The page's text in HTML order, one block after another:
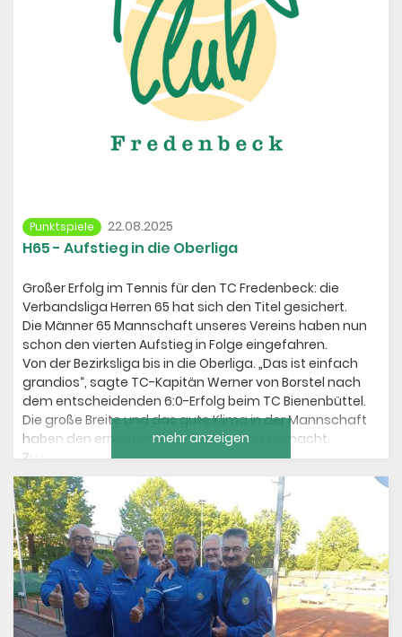
Punktspiele 22.08.2025
H65 - Aufstieg in die Oberliga
Großer Erfolg im Tennis für den TC Fredenbeck: die
Verbandsliga Herren 65 hat sich den Titel gesichert.
Die Männer 65 Mannschaft unseres Vereins haben nun
schon den vierten Aufstieg in Folge eingefahren.
Von der Bezirksliga bis in die Oberliga. „Das ist einfach
grandios“, sagte TC-Kapitän Werner von Borstel nach
dem entscheidenden 6:0-Erfolg beim TC Bienenbüttel.
Die große Breite und das gute Klima in der Mannschaft
haben den erneuten Aufstieg möglich gemacht.
Zu den etablierten Spielern wie von Borstel, Joachim
Kellermann, Horst Hartwig und Philipp String trugen sich
auch Wilfried Tamke, Rainer Schnackenberg und
Günter Tomforde in die Siegerliste ein.
Dagegen unterlag die Herren 60 Vertretung in der
Landesliga in Aurich mit 2:4 und muss sich nun
ernsthafte Sorgen um den Klassenerhalt machen. Nur
die Doppel mit Naumann/Schulze
und Tamke/Fidrich konnten überzeugen. Die
letzten beiden Saisonspiele müssen gewonnen werden.
mehr anzeigen